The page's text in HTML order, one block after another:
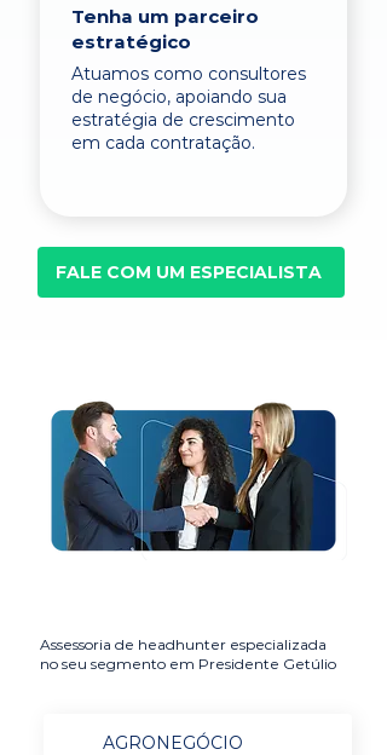
Tenha um parceiro
estratégico
Atuamos como consultores
de negócio, apoiando sua
estratégia de crescimento
em cada contratação.
FALE COM UM ESPECIALISTA
Assessoria de headhunter especializada
no seu segmento em Presidente Getúlio
AGRONEGÓCIO